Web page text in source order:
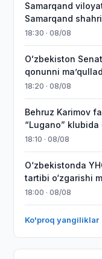
Samarqand
Samarqand
18:30 · 08/08
Oʻzbekiston
qonunni
18:20 · 08/08
Behruz Karimov
“Lugano”
18:10 · 08/08
O‘zbekistonda
tartibi o‘zgarishi
18:00 · 08/08
Ko'proq yangiliklar